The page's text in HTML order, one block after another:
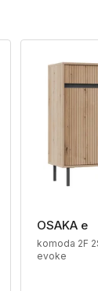
OSAKA e
komoda 2F
evoke